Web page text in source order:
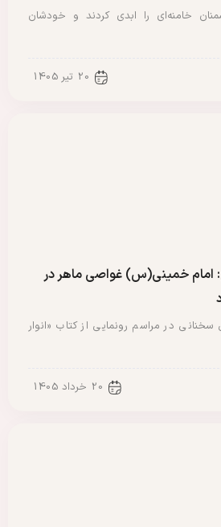
خامنه‌ای را ابدی کردند و خودشان
20 تیر 1405
امام خمینی(س) غواصی ماهر در
در مراسم رونمایی از کتاب «انوار
20 خرداد 1405